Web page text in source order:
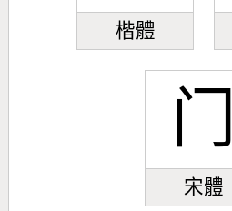
楷體
门
宋體